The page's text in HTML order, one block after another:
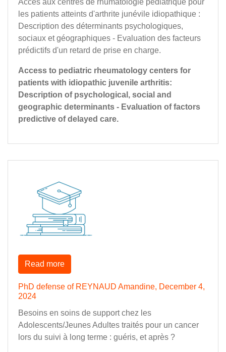
les patients atteints d'arthrite junévile idiopathique :
Description des déterminants psychologiques,
sociaux et géographiques - Evaluation des facteurs
prédictifs d'un retard de prise en charge.
Access to pediatric rheumatology centers for
patients with idiopathic juvenile arthritis:
Description of psychological, social and
geographic determinants - Evaluation of factors
predictive of delayed care.
PhD defense of REYNAUD Amandine, December 4,
2024
Besoins en soins de support chez les
Adolescents/Jeunes Adultes traités pour un cancer
lors du suivi à long terme : guéris, et après ?
Read more